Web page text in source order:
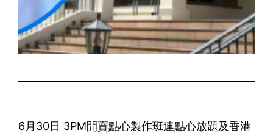
6月30日 3PM開賣點心製作班連點心放題及香港